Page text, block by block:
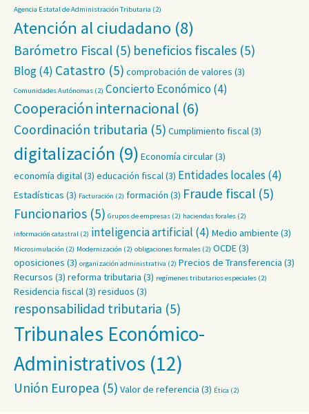
Agencia Estatal de Administración Tributaria (2)
Atención al ciudadano (8)
Barómetro Fiscal (5) beneficios fiscales (5)
Blog(4) Catastro (5) comprobación de valores (3)
Comunidades Autónomas (2) Concierto Económico(4)
Cooperación internacional (6)
Coordinación tributaria (5) Cumplimiento fiscal(3)
digitalización (9) Economía circular(3)
economía digital(3) educación fiscal(3) Entidades locales (4)
Estadísticas (3) Facturación (2) formación (3) Fraude fiscal (5)
Funcionarios (5) Grupos de empresas (2) haciendas forales (2)
información catastral (2) inteligencia artificial (4) Medio ambiente (3)
Microsimulación (2) Modernización (2) obligaciones formales (2) OCDE(3)
oposiciones (3) organización administrativa (2) Precios de Transferencia (3)
Recursos (3) reforma tributaria (3) regímenes tributarios especiales (2)
Residencia fiscal(3) residuos (3)
responsabilidad tributaria (5)
Tribunales Económico-
Administrativos (12)
Unión Europea (5) Valor de referencia (3) Ética (2)